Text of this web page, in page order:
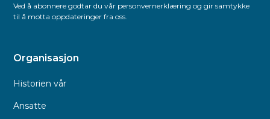
Ved å abonnere godtar du vår personvernerklæring og gir samtykke
til å motta oppdateringer fra oss.
Organisasjon
Historien vår
Ansatte